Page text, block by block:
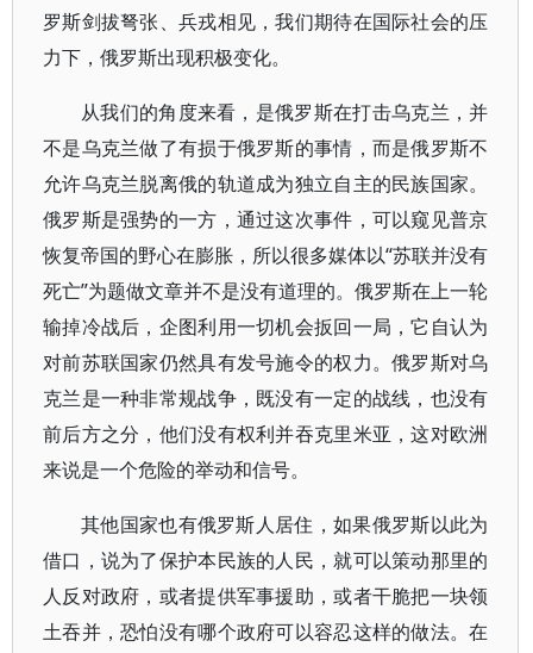
罗斯剑拔弩张、兵戎相见，我们期待在国际社会的压
力下，俄罗斯出现积极变化。
从我们的角度来看，是俄罗斯在打击乌克兰，并
不是乌克兰做了有损于俄罗斯的事情，而是俄罗斯不
允许乌克兰脱离俄的轨道成为独立自主的民族国家。
俄罗斯是强势的一方，通过这次事件，可以窥见普京
恢复帝国的野心在膨胀，所以很多媒体以“苏联并没有
死亡”为题做文章并不是没有道理的。俄罗斯在上一轮
输掉冷战后，企图利用一切机会扳回一局，它自认为
对前苏联国家仍然具有发号施令的权力。俄罗斯对乌
克兰是一种非常规战争，既没有一定的战线，也没有
前后方之分，他们没有权利并吞克里米亚，这对欧洲
来说是一个危险的举动和信号。
其他国家也有俄罗斯人居住，如果俄罗斯以此为
借口，说为了保护本民族的人民，就可以策动那里的
人反对政府，或者提供军事援助，或者干脆把一块领
土吞并，恐怕没有哪个政府可以容忍这样的做法。在